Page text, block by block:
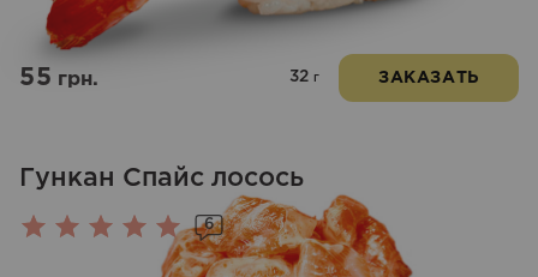
55грн. 32 г ЗАКАЗАТЬ
Гункан Спайс лосось
6